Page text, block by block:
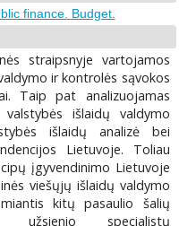
finance. Budget.
straipsnyje vartojamos
ir kontrolės sąvokos
Taip pat analizuojamas
išlaidų valdymo
išlaidų analizė bei
Lietuvoje. Toliau
įgyvendinimo Lietuvoje
viešųjų išlaidų valdymo
kitų pasaulio šalių
užsienio specialistų